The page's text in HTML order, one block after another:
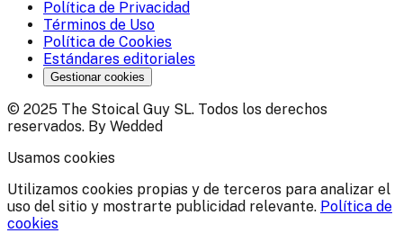
Política de Privacidad
Términos de Uso
Política de Cookies
Estándares editoriales
Gestionar cookies
© 2025 The Stoical Guy SL. Todos los derechos
reservados. By Wedded
Usamos cookies
Utilizamos cookies propias y de terceros para analizar el
uso del sitio y mostrarte publicidad relevante. Política de
cookies